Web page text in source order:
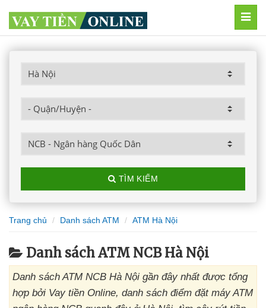
TÌM KIẾM
Trang chủ Danh sách ATM ATM Hà Nội
Danh sách ATM NCB Hà Nội
Danh sách ATM NCB Hà Nội gần đây nhất được tổng
hợp bởi Vay tiền Online, danh sách điểm đặt máy ATM